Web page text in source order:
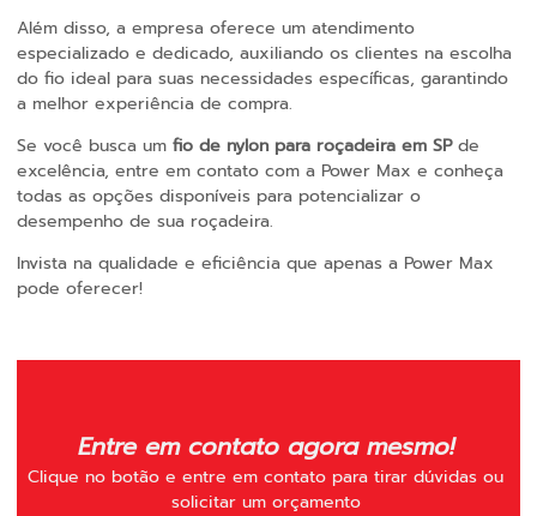
Além disso, a empresa oferece um atendimento
especializado e dedicado, auxiliando os clientes na escolha
do fio ideal para suas necessidades específicas, garantindo
a melhor experiência de compra.
Se você busca um fio de nylon para roçadeira em SPde
excelência, entre em contato com a Power Max e conheça
todas as opções disponíveis para potencializar o
desempenho de sua roçadeira.
Invista na qualidade e eficiência que apenas a Power Max
pode oferecer!
Entre em contato agora mesmo!
Clique no botão e entre em contato para tirar dúvidas ou
solicitar um orçamento